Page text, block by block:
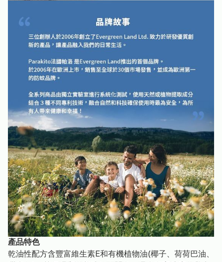
產品特色
乾油性配方含豐富維生素E和有機植物油(椰子、荷荷巴油、